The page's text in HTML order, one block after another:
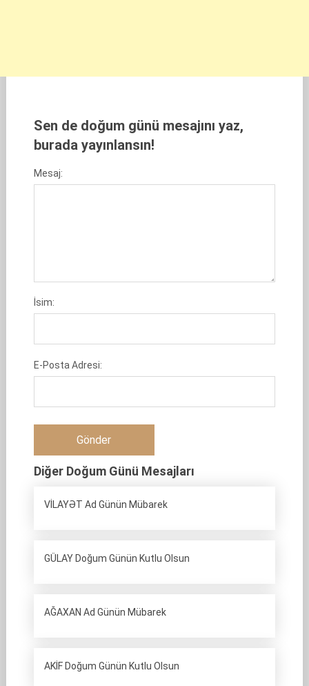
Sen de doğum günü mesajını yaz,
burada yayınlansın!
Mesaj:
İsim:
E-Posta Adresi:
Diğer Doğum Günü Mesajları
VİLAYƏT Ad Günün Mübarek
GÜLAY Doğum Günün Kutlu Olsun
AĞAXAN Ad Günün Mübarek
AKİF Doğum Günün Kutlu Olsun